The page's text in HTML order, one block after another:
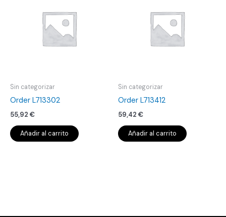
Sin categorizar
Order L713302
55,92 €
Añadir al carrito
Sin categorizar
Order L713412
59,42 €
Añadir al carrito